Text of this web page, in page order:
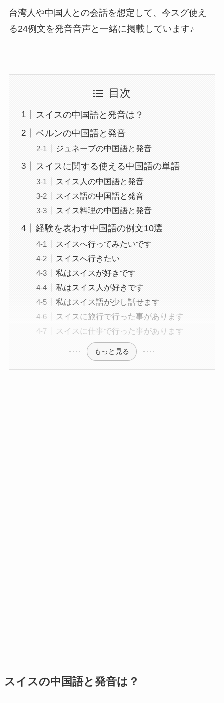
台湾人や中国人との会話を想定して、今スグ使え
る24例文を発音音声と一緒に掲載しています♪
目次
スイスの中国語と発音は？
ベルンの中国語と発音
ジュネーブの中国語と発音
スイスに関する使える中国語の単語
スイス人の中国語と発音
スイス語の中国語と発音
スイス料理の中国語と発音
経験を表わす中国語の例文10選
スイスへ行ってみたいです
スイスへ行きたい
私はスイスが好きです
私はスイス人が好きです
私はスイス語が少し話せます
スイスに旅行で行った事があります
スイスに仕事で行った事があります
もっと見る
スイスの中国語と発音は？